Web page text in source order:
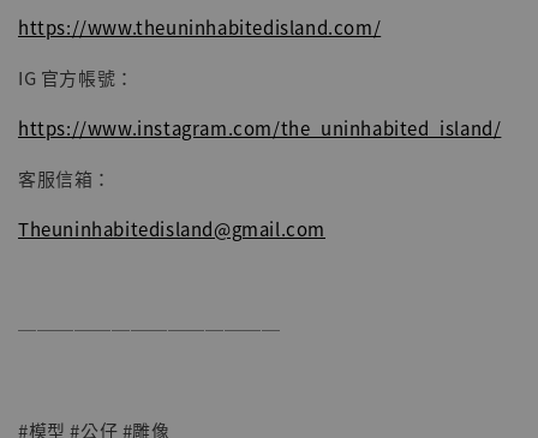
https://www.theuninhabitedisland.com/
IG 官方帳號：
https://www.instagram.com/the_uninhabited_island/
客服信箱：
Theuninhabitedisland@gmail.com
──────────────
#模型 #公仔 #雕像